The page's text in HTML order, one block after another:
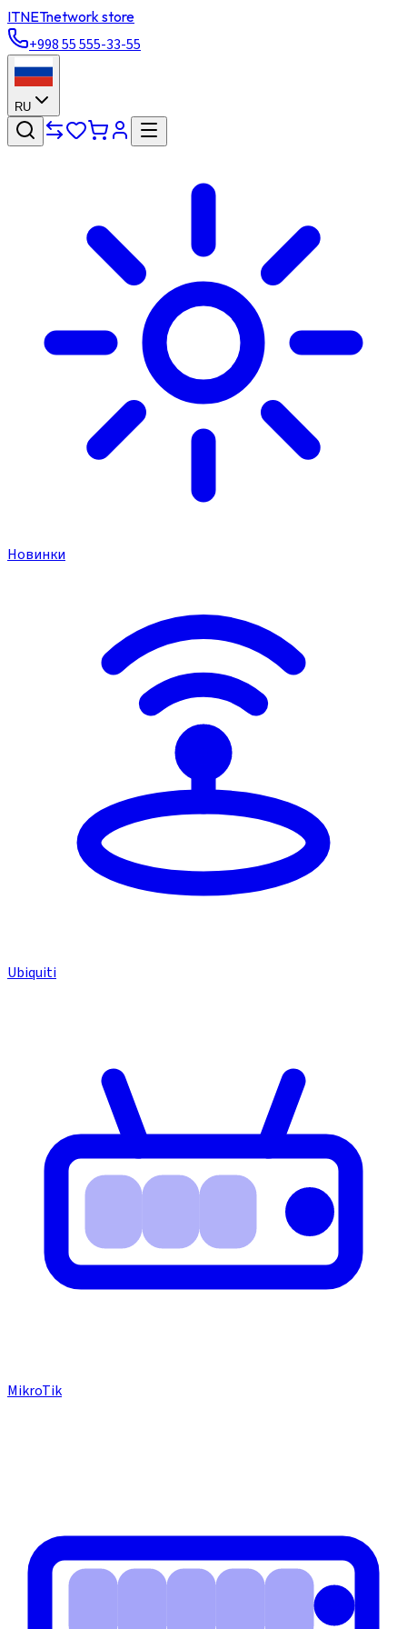
ITNETnetwork store
+998 55 555-33-55
RU
Новинки
Ubiquiti
MikroTik